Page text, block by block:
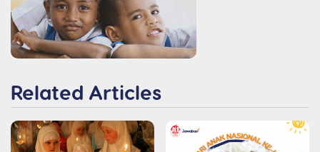
Related Articles